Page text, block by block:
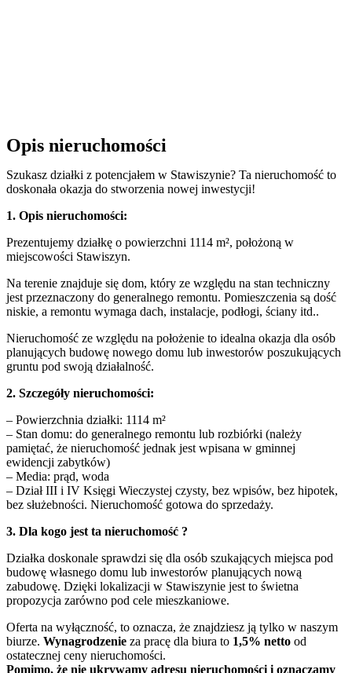
Opis nieruchomości
Szukasz działki z potencjałem w Stawiszynie? Ta nieruchomość to
doskonała okazja do stworzenia nowej inwestycji!
1. Opis nieruchomości:
Prezentujemy działkę o powierzchni 1114 m², położoną w
miejscowości Stawiszyn.
Na terenie znajduje się dom, który ze względu na stan techniczny
jest przeznaczony do generalnego remontu. Pomieszczenia są dość
niskie, a remontu wymaga dach, instalacje, podłogi, ściany itd..
Nieruchomość ze względu na położenie to idealna okazja dla osób
planujących budowę nowego domu lub inwestorów poszukujących
gruntu pod swoją działalność.
2. Szczegóły nieruchomości:
– Powierzchnia działki: 1114 m²
– Stan domu: do generalnego remontu lub rozbiórki (należy
pamiętać, że nieruchomość jednak jest wpisana w gminnej
ewidencji zabytków)
– Media: prąd, woda
– Dział III i IV Księgi Wieczystej czysty, bez wpisów, bez hipotek,
bez służebności. Nieruchomość gotowa do sprzedaży.
3. Dla kogo jest ta nieruchomość ?
Działka doskonale sprawdzi się dla osób szukających miejsca pod
budowę własnego domu lub inwestorów planujących nową
zabudowę. Dzięki lokalizacji w Stawiszynie jest to świetna
propozycja zarówno pod cele mieszkaniowe.
Oferta na wyłączność, to oznacza, że znajdziesz ją tylko w naszym
biurze. Wynagrodzenie za pracę dla biura to 1,5% netto od
ostatecznej ceny nieruchomości.
Pomimo, że nie ukrywamy adresu nieruchomości i oznaczamy